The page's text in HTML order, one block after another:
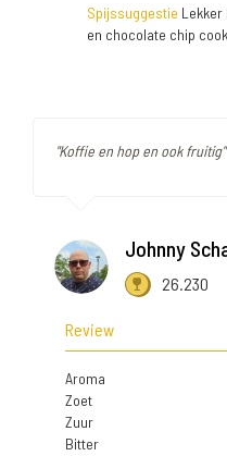
Spijssuggestie
en chocolate chip
"Koffie en hop en ook fruitig"
Johnny
26.230
Review
Aroma
Zoet
Zuur
Bitter